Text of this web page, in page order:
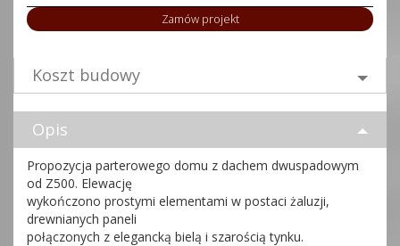
Zamów projekt
Koszt budowy
Opis
Propozycja parterowego domu z dachem dwuspadowym
od Z500. Elewację
wykończono prostymi elementami w postaci żaluzji,
drewnianych paneli
połączonych z elegancką bielą i szarością tynku.